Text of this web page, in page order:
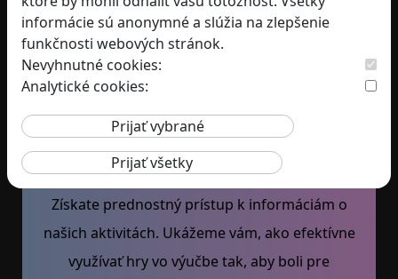
informácie sú anonymné a slúžia na zlepšenie
funkčnosti webových stránok.
Nevyhnutné cookies:
Analytické cookies:
Darujte nám2 %
Obchodné podmienky
Podmienky ochrany osobných údajov
Prihláste sa k odberu nášho
newslettera
Získate prednostný prístup k informáciám o
našich aktivitách. Ukážeme vám, ako efektívne
využívať hry vo výučbe tak, aby boli pre